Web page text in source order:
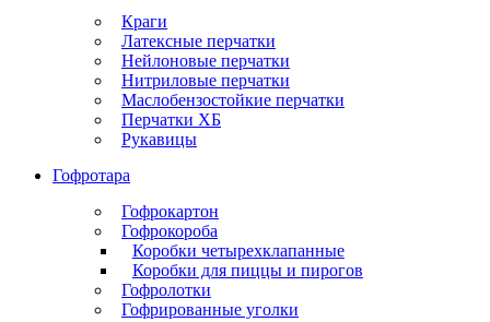
Краги
Латексные перчатки
Нейлоновые перчатки
Нитриловые перчатки
Маслобензостойкие перчатки
Перчатки ХБ
Рукавицы
Гофротара
Гофрокартон
Гофрокороба
Коробки четырехклапанные
Коробки для пиццы и пирогов
Гофролотки
Гофрированные уголки